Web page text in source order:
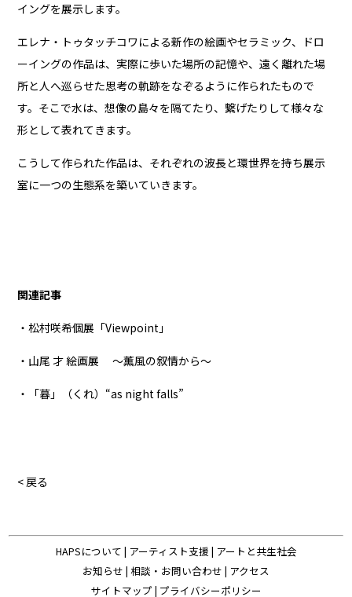
イングを展示します。
エレナ・トゥタッチコワによる新作の絵画やセラミック、ドロ
ーイングの作品は、実際に歩いた場所の記憶や、遠く離れた場
所と人へ巡らせた思考の軌跡をなぞるように作られたもので
す。そこで水は、想像の島々を隔てたり、繋げたりして様々な
形として表れてきます。
こうして作られた作品は、それぞれの波長と環世界を持ち展示
室に一つの生態系を築いていきます。
関連記事
・松村咲希個展「Viewpoint」
・山尾 才 絵画展 ～薫風の叙情から～
・「暮」（くれ）“as night falls”
< 戻る
HAPSについて | アーティスト支援 | アートと共生社会
お知らせ | 相談・お問い合わせ | アクセス
サイトマップ | プライバシーポリシー